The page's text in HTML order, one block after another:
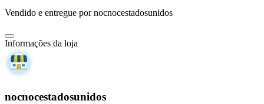
Vendido e entregue por nocnocestadosunidos
Informações da loja
nocnocestadosunidos